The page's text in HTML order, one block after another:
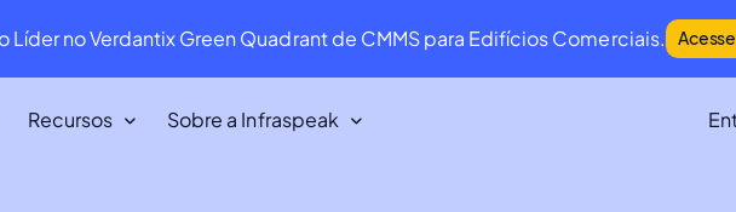
no Verdantix Green Quadrant de CMMS para Edifícios Comerciais.
Recursos Sobre a Infraspeak